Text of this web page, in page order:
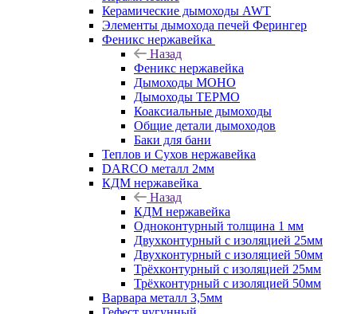
Керамические дымоходы AWT
Элементы дымохода печей Ферингер
Феникс нержавейка
Назад
Феникс нержавейка
Дымоходы МОНО
Дымоходы ТЕРМО
Коаксиальные дымоходы
Общие детали дымоходов
Баки для бани
Теплов и Сухов нержавейка
DARCO металл 2мм
КДМ нержавейка
Назад
КДМ нержавейка
Одноконтурный толщина 1 мм
Двухконтурный с изоляцией 25мм
Двухконтурный с изоляцией 50мм
Трёхконтурный с изоляцией 25мм
Трёхконтурный с изоляцией 50мм
Варвара металл 3,5мм